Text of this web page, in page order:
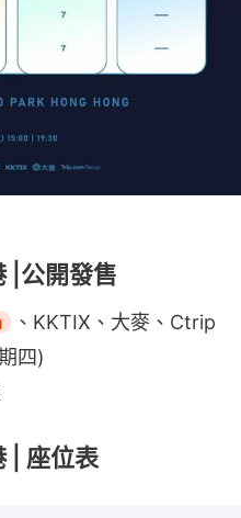
|公開發售
、KKTIX、大麥、Ctrip
四)
| 座位表